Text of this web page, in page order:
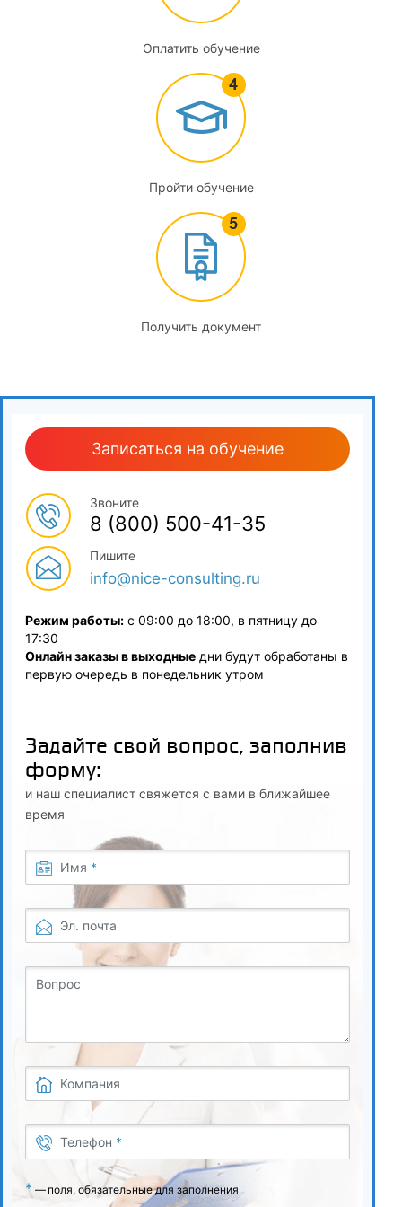
Экспертная методология в органолептическом анализе
пищевых продуктов и воды питьевой
5.1
Формирование экспертной группы
5.2
при разработке балловых шкал
5.3
Отбор и обучение дегустаторов
5.4
Требования, предъявляемые к помещению и оснащению
5.5
шкалы для оценки качества продовольственных товаров
Разработка профиля сенсорного показателя качества
пищевого продукта
6
Оплатить обучение
Пройти обучение
Получить документ
Записаться на обучение
Звоните
8 (800) 500-41-35
Пишите
info@nice-consulting.ru
Режим работы: с 09:00 до 18:00, в пятницу до
17:30
Онлайн заказы в выходные дни будут обработаны в
первую очередь в понедельник утром
Задайте свой вопрос, заполнив
форму:
и наш специалист свяжется с вами в ближайшее
время
Имя *
Эл. почта
Вопрос
Компания
Телефон *
* —поля, обязательные для заполнения